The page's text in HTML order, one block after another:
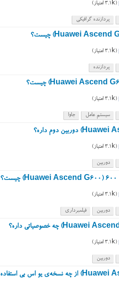
(
3.1k امتیاز)
پردازنده گرافیکی
(
3.1k امتیاز)
پردازنده
(
3.1k امتیاز)
سیستم عامل جاوا
(
3.1k امتیاز)
دوربین
(
3.1k امتیاز)
دوربین فیلمبرداری
(
3.1k امتیاز)
دوربین
گوشی هواوی اسند جی ۶۰۰ (Huawei Ascend G600) از چه نسخه‌ی یو اس بی استفاده